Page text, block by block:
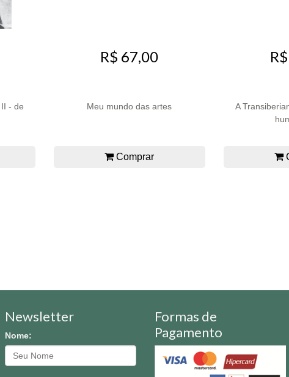
- de
R$ 67,00
Meu mundo das artes
Comprar
A
Newsletter
Nome:
Formas de
Pagamento